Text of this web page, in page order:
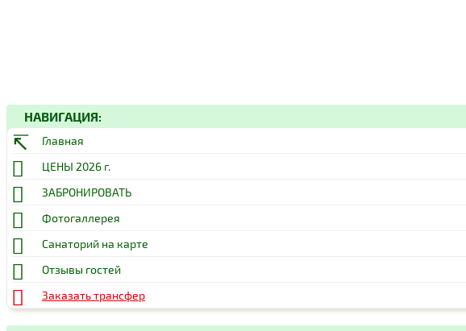
НАВИГАЦИЯ:
Главная
ЦЕНЫ 2026 г.
ЗАБРОНИРОВАТЬ
Фотогаллерея
Санаторий на карте
Отзывы гостей
Заказать трансфер